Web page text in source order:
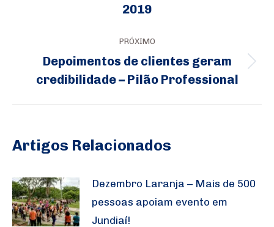
2019
PRÓXIMO
Depoimentos de clientes geram
credibilidade – Pilão Professional
Artigos Relacionados
Dezembro Laranja – Mais de 500
pessoas apoiam evento em
Jundiaí!